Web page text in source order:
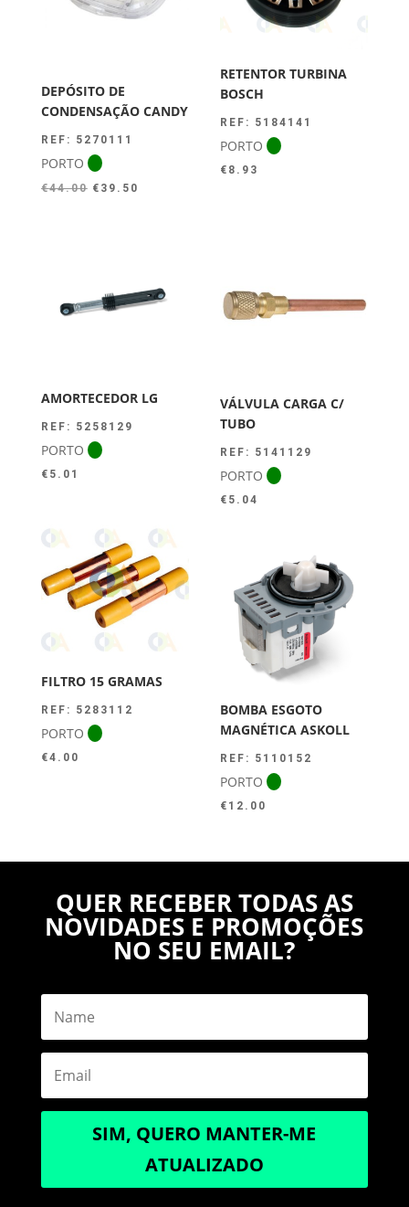
DEPÓSITO DE
CONDENSAÇÃO CANDY
REF: 5270111
PORTO
€44.00 O
€ 39.50
RETENTOR TURBINA
BOSCH
REF: 5184141
PORTO
€ 8.93
AMORTECEDOR LG
REF: 5258129
PORTO
€ 5.01
VÁLVULA CARGA C/
TUBO
REF: 5141129
PORTO
€ 5.04
FILTRO 15 GRAMAS
REF: 5283112
PORTO
€4.00
BOMBA ESGOTO
MAGNÉTICA ASKOLL
REF: 5110152
PORTO
€ 12.00
QUER RECEBER TODAS AS
NOVIDADES E PROMOÇÕES
NO SEU EMAIL?
SIM, QUERO MANTER-ME
ATUALIZADO